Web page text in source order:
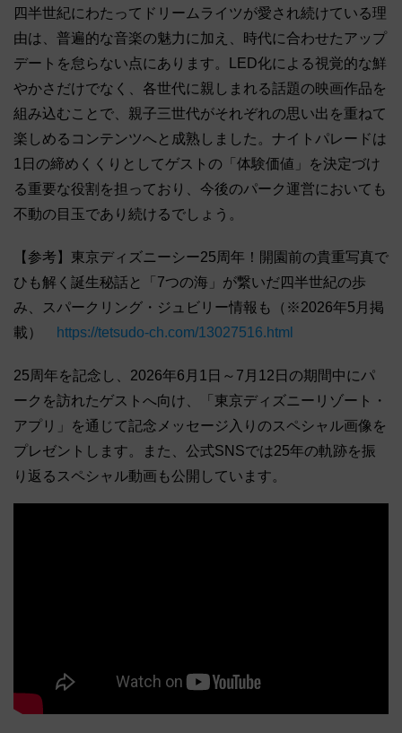
四半世紀にわたってドリームライツが愛され続けている理
由は、普遍的な音楽の魅力に加え、時代に合わせたアップ
デートを怠らない点にあります。LED化による視覚的な鮮
やかさだけでなく、各世代に親しまれる話題の映画作品を
組み込むことで、親子三世代がそれぞれの思い出を重ねて
楽しめるコンテンツへと成熟しました。ナイトパレードは
1日の締めくくりとしてゲストの「体験価値」を決定づけ
る重要な役割を担っており、今後のパーク運営においても
不動の目玉であり続けるでしょう。
【参考】東京ディズニーシー25周年！開園前の貴重写真で
ひも解く誕生秘話と「7つの海」が繋いだ四半世紀の歩
み、スパークリング・ジュビリー情報も（※2026年5月掲
載）
https://tetsudo-ch.com/13027516.html
25周年を記念し、2026年6月1日～7月12日の期間中にパ
ークを訪れたゲストへ向け、「東京ディズニーリゾート・
アプリ」を通じて記念メッセージ入りのスペシャル画像を
プレゼントします。また、公式SNSでは25年の軌跡を振
り返るスペシャル動画も公開しています。